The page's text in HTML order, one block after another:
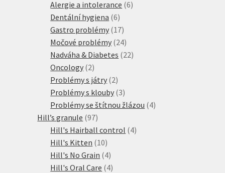
produktů
Alergie a intolerance 66
Dentální hygiena 66
produktů
Gastro problémy 1717
produktů
Močové problémy 2424
produktů
Nadváha & Diabetes 2222
Oncology 22
produkty
Problémy s játry 22
produkty
Problémy s klouby 33
produkty
Problémy se štítnou žlázou 44
Hill’s granule 9797
produktů
Hill's Hairball control 44
Hill's Kitten 1010
produktů
Hill's No Grain 44
produkty
Hill's Oral Care 44